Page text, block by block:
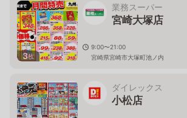
3枚
業務スーパー
宮崎大塚店
9:00〜21:00
宮崎県宮崎市大塚町池ノ内
ダイレックス
小松店